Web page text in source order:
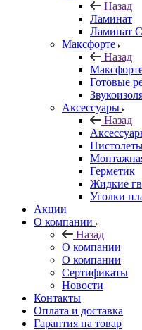
Назад
Ламинат
Ламинат
Максфорте
Назад
Готовые
Аксессуары
Назад
Герметик
Жидкие
Уголки
Акции
О компании
Назад
О компании
О компании
Сертификаты
Новости
Контакты
Оплата и доставка
Гарантия на товар